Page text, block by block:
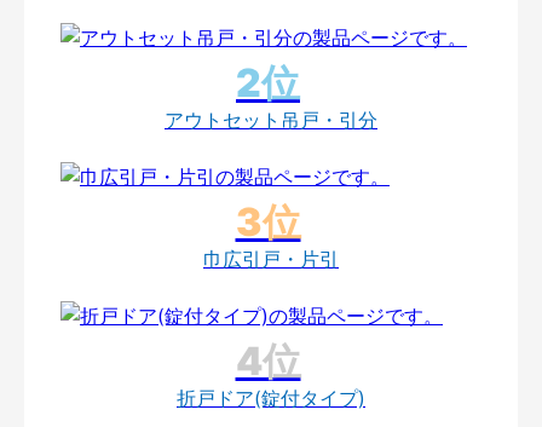
アウトセット吊戸・引分
巾広引戸・片引
折戸ドア(錠付タイプ)